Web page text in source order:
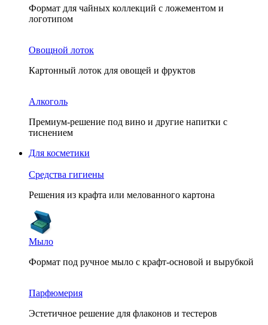
Формат для чайных коллекций с ложементом и
логотипом
Овощной лоток
Картонный лоток для овощей и фруктов
Алкоголь
Премиум-решение под вино и другие напитки с
тиснением
Для косметики
Средства гигиены
Решения из крафта или мелованного картона
Мыло
Формат под ручное мыло с крафт-основой и вырубкой
Парфюмерия
Эстетичное решение для флаконов и тестеров